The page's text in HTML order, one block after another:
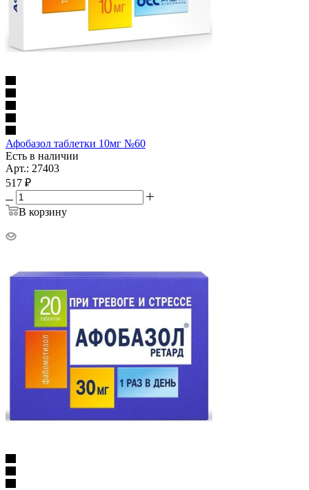
Афобазол таблетки 10мг №60
Есть в наличии
Арт.: 27403
517 ₽
В корзину